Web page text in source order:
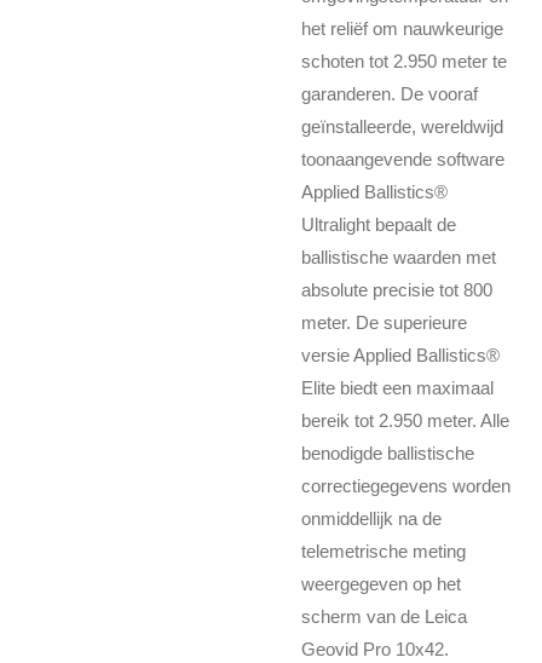
het reliëf om nauwkeurige
schoten tot 2.950 meter te
garanderen. De vooraf
geïnstalleerde, wereldwijd
toonaangevende software
Applied Ballistics®
Ultralight bepaalt de
ballistische waarden met
absolute precisie tot 800
meter. De superieure
versie Applied Ballistics®
Elite biedt een maximaal
bereik tot 2.950 meter. Alle
benodigde ballistische
correctiegegevens worden
onmiddellijk na de
telemetrische meting
weergegeven op het
scherm van de Leica
Geovid Pro 10x42.